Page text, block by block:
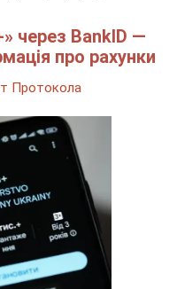
через BankID —
про рахунки
Протокола